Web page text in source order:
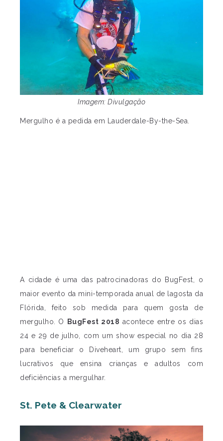
Imagem: Divulgação
Mergulho é a pedida em Lauderdale-By-the-Sea.
A cidade é uma das patrocinadoras do BugFest, o
maior evento da mini-temporada anual de lagosta da
Flórida, feito sob medida para quem gosta de
mergulho. O BugFest 2018 acontece entre os dias
24 e 29 de julho, com um show especial no dia 28
para beneficiar o Diveheart, um grupo sem fins
lucrativos que ensina crianças e adultos com
deficiências a mergulhar.
St. Pete & Clearwater